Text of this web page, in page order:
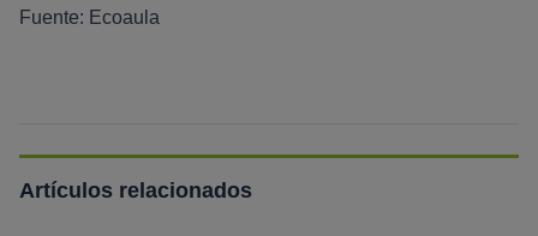
Fuente: Ecoaula
Artículos relacionados